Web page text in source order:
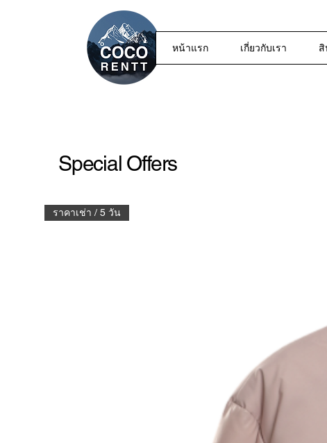
หน้าแรก เกี่ยวกับเรา สิ
Special Offers
ราคาเช่า / 5 วัน